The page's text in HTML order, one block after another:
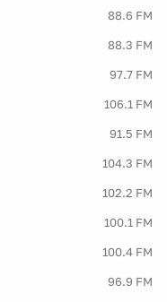
88.6 FM
88.3 FM
97.7 FM
106.1 FM
91.5 FM
104.3 FM
102.2 FM
100.1 FM
100.4 FM
96.9 FM